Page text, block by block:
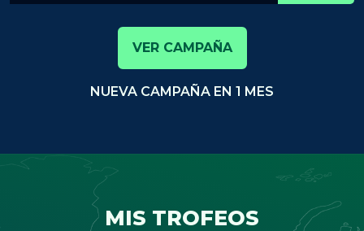
VER CAMPAÑA
NUEVA CAMPAÑA EN 1 MES
MIS TROFEOS